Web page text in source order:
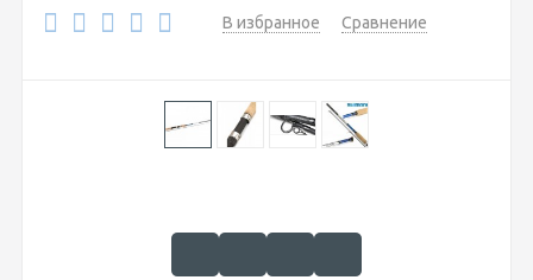
В избранное Сравнение